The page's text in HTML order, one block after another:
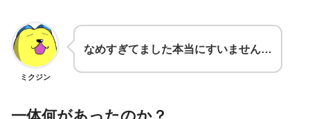
ミクジン
なめすぎてました本当にすいません…